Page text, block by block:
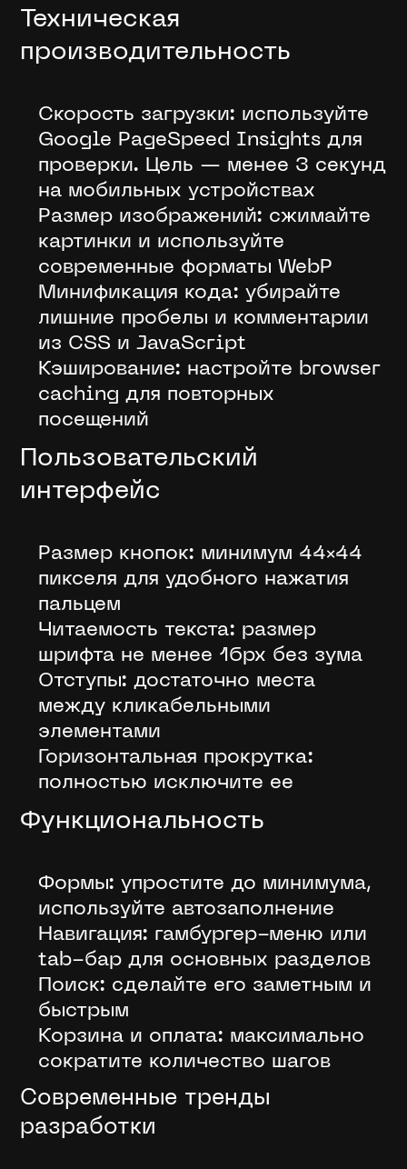
Техническая
производительность
Скорость загрузки: используйте
Google PageSpeed Insights для
проверки. Цель — менее 3 секунд
на мобильных устройствах
Размер изображений: сжимайте
картинки и используйте
современные форматы WebP
Минификация кода: убирайте
лишние пробелы и комментарии
из CSS и JavaScript
Кэширование: настройте browser
caching для повторных
посещений
Пользовательский
интерфейс
Размер кнопок: минимум 44×44
пикселя для удобного нажатия
пальцем
Читаемость текста: размер
шрифта не менее 16px без зума
Отступы: достаточно места
между кликабельными
элементами
Горизонтальная прокрутка:
полностью исключите ее
Функциональность
Формы: упростите до минимума,
используйте автозаполнение
Навигация: гамбургер-меню или
tab-бар для основных разделов
Поиск: сделайте его заметным и
быстрым
Корзина и оплата: максимально
сократите количество шагов
Современные тренды
разработки